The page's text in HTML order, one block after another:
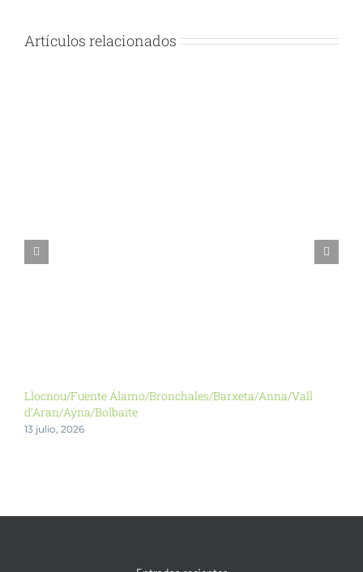
Artículos relacionados
Llocnou/Fuente Álamo/Bronchales/Barxeta/Anna/Vall
d’Aran/Aýna/Bolbaite
13 julio, 2026